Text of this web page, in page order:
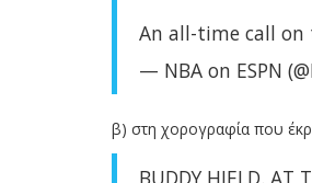
An all-time call on
— NBA on ESPN
β) στη χορογραφία που